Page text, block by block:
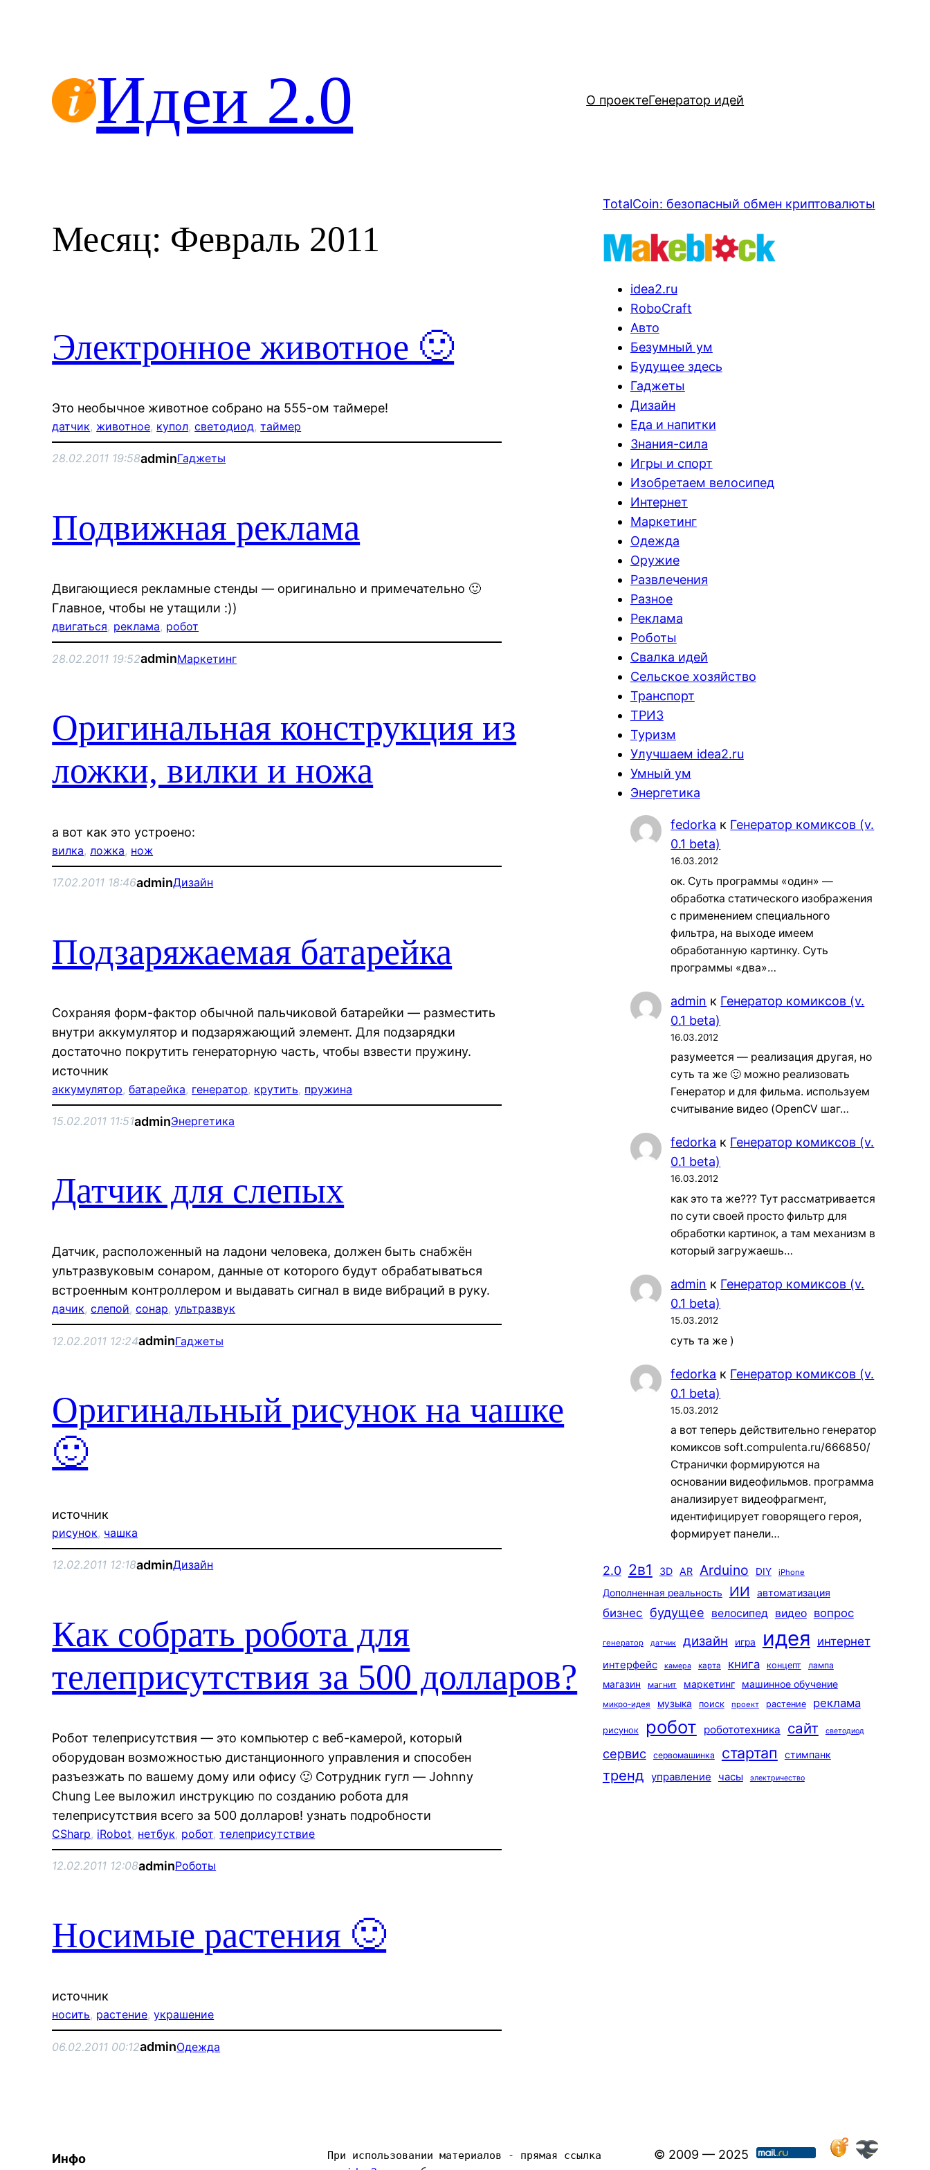
Идеи 2.0 О проектеГенератор идей
Месяц: Февраль 2011
Электронное животное 🙂
Это необычное животное собрано на 555-ом таймере!
датчик, животное, купол, светодиод, таймер
28.02.2011 19:58adminГаджеты
Подвижная реклама
Двигающиеся рекламные стенды — оригинально и примечательно 🙂
Главное, чтобы не утащили :))
двигаться, реклама, робот
28.02.2011 19:52adminМаркетинг
Оригинальная конструкция из
ложки, вилки и ножа
а вот как это устроено:
вилка, ложка, нож
17.02.2011 18:46adminДизайн
Подзаряжаемая батарейка
Сохраняя форм-фактор обычной пальчиковой батарейки — разместить
внутри аккумулятор и подзаряжающий элемент. Для подзарядки
достаточно покрутить генераторную часть, чтобы взвести пружину.
источник
аккумулятор, батарейка, генератор, крутить, пружина
15.02.2011 11:51adminЭнергетика
Датчик для слепых
Датчик, расположенный на ладони человека, должен быть снабжён
ультразвуковым сонаром, данные от которого будут обрабатываться
встроенным контроллером и выдавать сигнал в виде вибраций в руку.
дачик, слепой, сонар, ультразвук
12.02.2011 12:24adminГаджеты
Оригинальный рисунок на чашке
🙂
источник
рисунок, чашка
12.02.2011 12:18adminДизайн
Как собрать робота для
телеприсутствия за 500 долларов?
Робот телеприсутствия — это компьютер с веб-камерой, который
оборудован возможностью дистанционного управления и способен
разъезжать по вашему дому или офису 🙂 Сотрудник гугл — Johnny
Chung Lee выложил инструкцию по созданию робота для
телеприсутствия всего за 500 долларов! узнать подробности
CSharp, iRobot, нетбук, робот, телеприсутствие
12.02.2011 12:08adminРоботы
Носимые растения 🙂
источник
носить, растение, украшение
06.02.2011 00:12adminОдежда
TotalCoin: безопасный обмен криптовалюты
idea2.ru
RoboCraft
Авто
Безумный ум
Будущее здесь
Гаджеты
Дизайн
Еда и напитки
Знания-сила
Игры и спорт
Изобретаем велосипед
Интернет
Маркетинг
Одежда
Оружие
Развлечения
Разное
Реклама
Роботы
Свалка идей
Сельское хозяйство
Транспорт
ТРИЗ
Туризм
Улучшаем idea2.ru
Умный ум
Энергетика
fedorka к Генератор комиксов (v.
0.1 beta)
16.03.2012
ок. Суть программы «один» —
обработка статического изображения
с применением специального
фильтра, на выходе имеем
обработанную картинку. Суть
программы «два»…
admin к Генератор комиксов (v.
0.1 beta)
16.03.2012
разумеется — реализация другая, но
суть та же 🙂 можно реализовать
Генератор и для фильма. используем
считывание видео (OpenCV шаг…
fedorka к Генератор комиксов (v.
0.1 beta)
16.03.2012
как это та же??? Тут рассматривается
по сути своей просто фильтр для
обработки картинок, а там механизм в
который загружаешь…
admin к Генератор комиксов (v.
0.1 beta)
15.03.2012
суть та же )
fedorka к Генератор комиксов (v.
0.1 beta)
15.03.2012
а вот теперь действительно генератор
комиксов soft.compulenta.ru/666850/
Странички формируются на
основании видеофильмов. программа
анализирует видеофрагмент,
идентифицирует говорящего героя,
формирует панели…
2.0 2в1 3D AR Arduino DIY iPhone
Дополненная реальность ИИ автоматизация
бизнес будущее велосипед видео вопрос
генератор датчик дизайн игра идея интернет
интерфейс камера карта книга концепт лампа
магазин магнит маркетинг машинное обучение
микро-идея музыка поиск проект растение реклама
рисунок робот робототехника сайт светодиод
сервис сервомашинка стартап стимпанк
тренд управление часы электричество
Инфо
При использовании материалов - прямая ссылка
© 2009 — 2025